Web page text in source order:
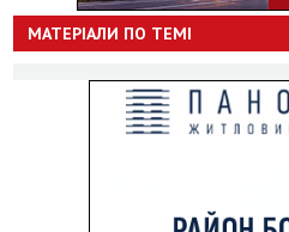
МАТЕРІАЛИ ПО ТЕМІ